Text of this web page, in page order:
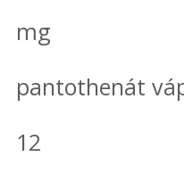
mg
pantothenát
12